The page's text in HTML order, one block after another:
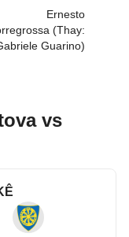
Ernesto
(Thay:
Guarino)
vs